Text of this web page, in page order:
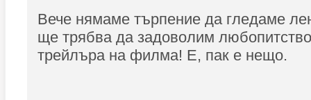
Вече нямаме търпение да гледаме
ще трябва да задоволим
трейлъра на филма! Е, пак е нещо.